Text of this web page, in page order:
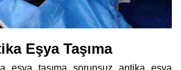
Eşya Taşıma
eşya taşıma sorunsuz antika eşya